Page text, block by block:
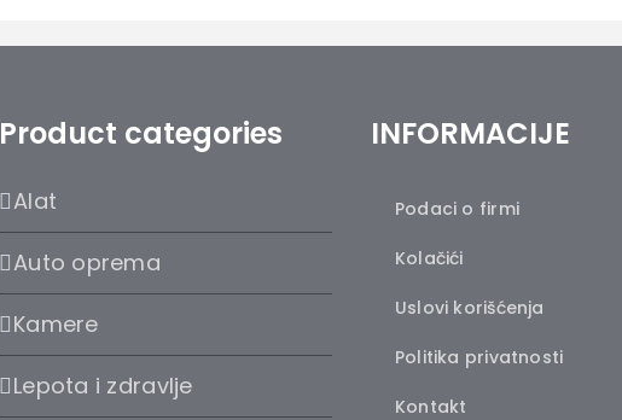
Product categories
Alat
Auto oprema
Kamere
Lepota i zdravlje
INFORMACIJE
Podaci o firmi
Kolačići
Uslovi korišćenja
Politika privatnosti
Kontakt